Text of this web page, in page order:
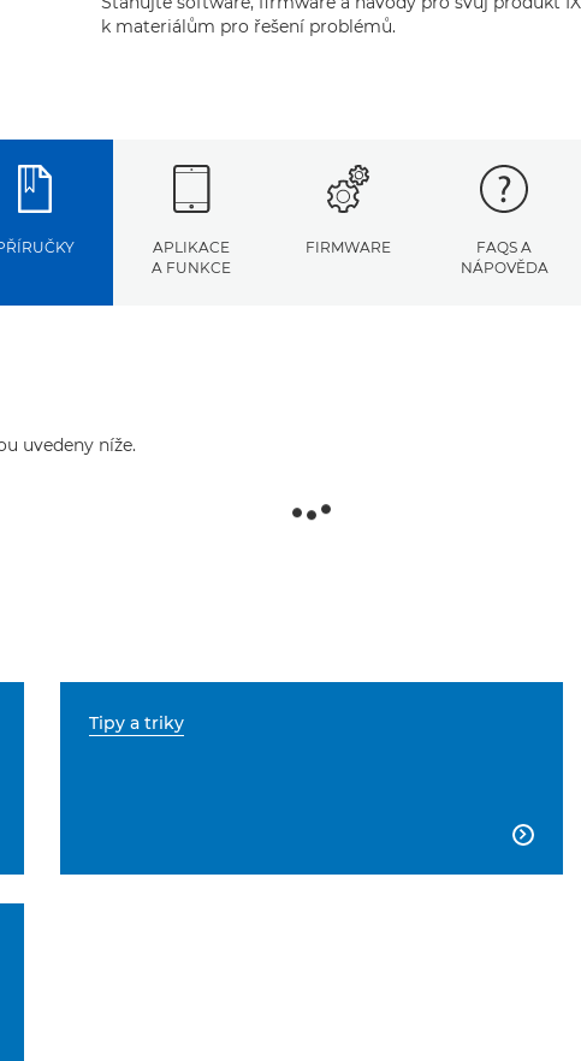
k materiálům pro řešení problémů.
APLIKACE
A FUNKCE
FIRMWARE
FAQS A
NÁPOVĚDA
uvedeny níže.
Tipy a triky
